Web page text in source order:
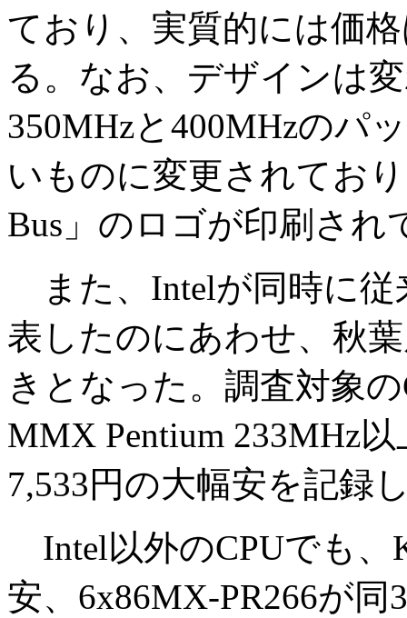
ており、実質的には価
る。なお、デザインは
350MHzと400MHzのパ
いものに変更されてお
Bus」のロゴが印刷さ
また、Intelが同時に従
表したのにあわせ、秋
きとなった。調査対象
MMX Pentium 233MHz
7,533円の大幅安を記録
Intel以外のCPUでも、
安、6x86MX-PR266が